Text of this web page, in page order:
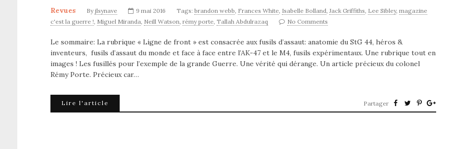
Revues By jlsynave 9 mai 2016 Tags: brandon webb, Frances White, Isabelle Bolland,Jack Griffiths, Lee Sibley, magazine
c'est la guerre !, Miguel Miranda, Neill Watson, rémy porte, Tallah Abdulrazaq No Comments
Le sommaire: La rubrique « Ligne de front » est consacrée aux fusils d’assaut: anatomie du StG 44, héros &
inventeurs, fusils d’assaut du monde et face à face entre l’AK-47 et le M4, fusils expérimentaux. Une rubrique tout en
images ! Les fusillés pour l’exemple de la grande Guerre. Une vérité qui dérange. Un article précieux du colonel
Rémy Porte. Précieux car…
Lire l'article Partager